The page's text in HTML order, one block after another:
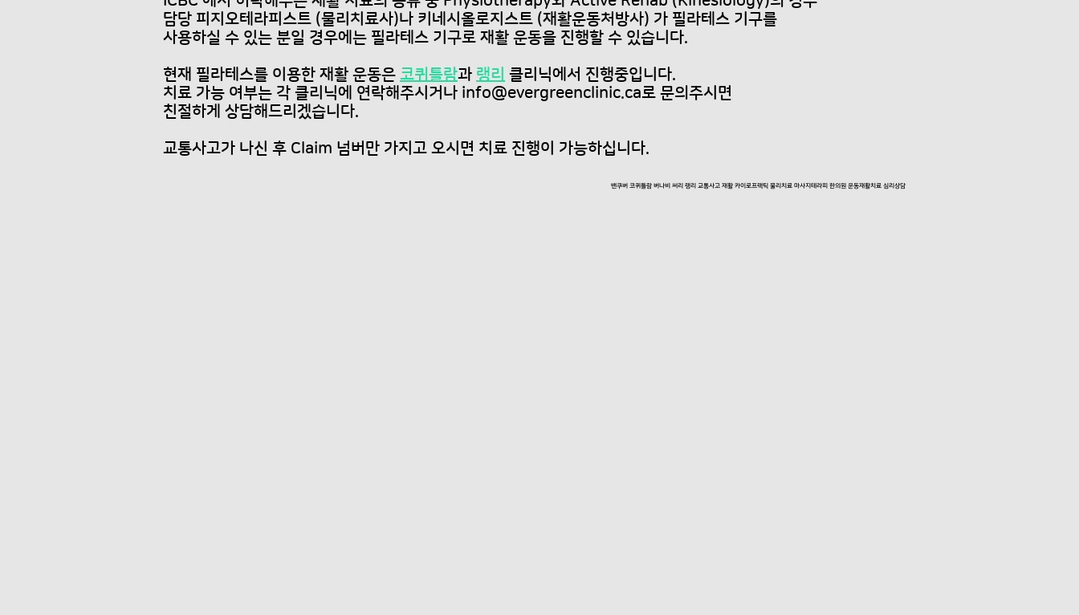
담당 피지오테라피스트 (물리치료사)나 키네시올로지스트 (재활운동처방사) 가 필라테스 기구를
사용하실 수 있는 분일 경우에는 필라테스 기구로 재활 운동을 진행할 수 있습니다.
현재 필라테스를 이용한 재활 운동은 코퀴틀람과 랭리 클리닉에서 진행중입니다.
치료 가능 여부는 각 클리닉에 연락해주시거나 info@evergreenclinic.ca로 문의주시면
친절하게 상담해드리겠습니다.
​교통사고가 나신 후 Claim 넘버만 가지고 오시면 치료 진행이 가능하십니다.
밴쿠버 코퀴틀람 버나비 써리 랭리 교통사고 재활 카이로프랙틱 물리치료 마사지테라피 한의원 운동재활치료 심리상담